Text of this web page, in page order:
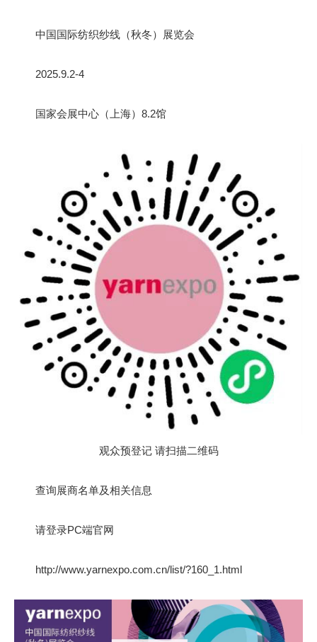
中国国际纺织纱线（秋冬）展览会
2025.9.2-4
国家会展中心（上海）8.2馆
观众预登记 请扫描二维码
查询展商名单及相关信息
请登录PC端官网
http://www.yarnexpo.com.cn/list/?160_1.html